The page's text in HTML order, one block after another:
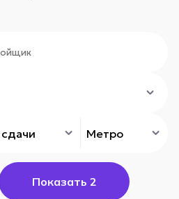
Метро
Показать 2